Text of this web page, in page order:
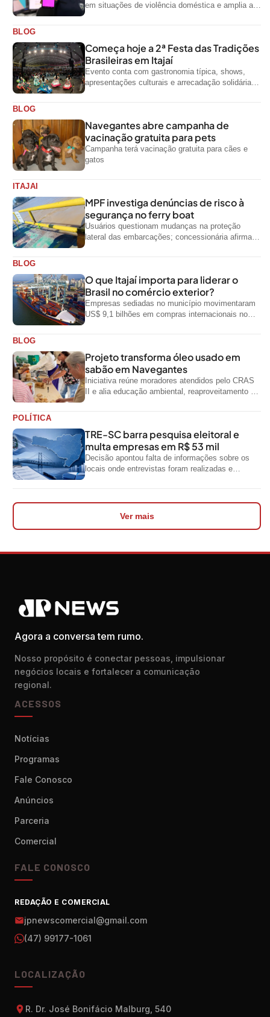
em situações de violência doméstica e amplia a
BLOG
Começa hoje a 2ª Festa das Tradições
Brasileiras em Itajaí
Evento conta com gastronomia típica, shows,
apresentações culturais e arrecadação solidária
BLOG
Navegantes abre campanha de
vacinação gratuita para pets
Campanha terá vacinação gratuita para cães e
gatos
ITAJAI
MPF investiga denúncias de risco à
segurança no ferry boat
Usuários questionam mudanças na proteção
lateral das embarcações; concessionária afirma
BLOG
O que Itajaí importa para liderar o
Brasil no comércio exterior?
Empresas sediadas no município movimentaram
US$ 9,1 bilhões em compras internacionais no
BLOG
Projeto transforma óleo usado em
sabão em Navegantes
Iniciativa reúne moradores atendidos pelo CRAS
II e alia educação ambiental, reaproveitamento de
POLÍTICA
TRE-SC barra pesquisa eleitoral e
multa empresas em R$ 53 mil
Decisão apontou falta de informações sobre os
locais onde entrevistas foram realizadas e
Ver mais
Agora a conversa tem rumo.
Nosso propósito é conectar pessoas, impulsionar
negócios locais e fortalecer a comunicação
regional.
ACESSOS
Notícias
Programas
Fale Conosco
Anúncios
Parceria
Comercial
FALE CONOSCO
REDAÇÃO E COMERCIAL
jpnewscomercial@gmail.com
(47) 99177-1061
LOCALIZAÇÃO
R. Dr. José Bonifácio Malburg, 540